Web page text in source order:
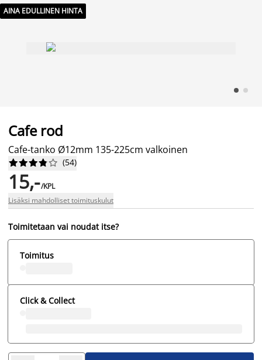
AINA EDULLINEN HINTA
Cafe rod
Cafe-tanko Ø12mm 135-225cm valkoinen





 (54)
15,-/KPL
Lisäksi mahdolliset toimituskulut
Toimitetaan vai noudat itse?
Toimitus
Click & Collect